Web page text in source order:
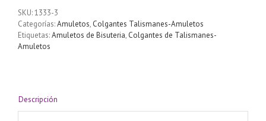
SKU:1333-3
Categorías:Amuletos, Colgantes Talismanes-Amuletos
Etiquetas:Amuletos de Bisuteria, Colgantes de Talismanes-
Amuletos
Descripción